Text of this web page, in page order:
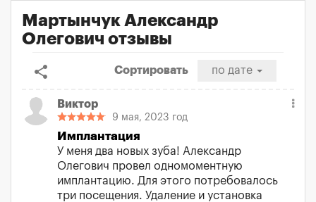
Мартынчук Александр
Олегович отзывы
share
Сортировать по дате
Виктор
9 мая, 2023 год
Имплантация
У меня два новых зуба! Александр
Олегович провел одномоментную
имплантацию. Для этого потребовалось
три посещения. Удаление и установка